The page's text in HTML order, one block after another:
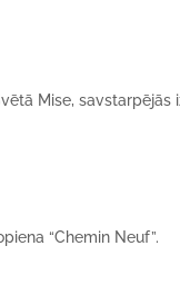
Mise,
“Chemin Neuf”.